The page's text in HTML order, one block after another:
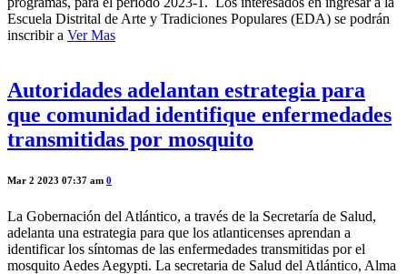
Escuela Distrital de Arte y Tradiciones Populares (EDA) se podrán
inscribir a Ver Mas
Autoridades adelantan estrategia para
que comunidad identifique enfermedades
transmitidas por mosquito
Mar 2 2023 07:37 am 0
La Gobernación del Atlántico, a través de la Secretaría de Salud,
adelanta una estrategia para que los atlanticenses aprendan a
identificar los síntomas de las enfermedades transmitidas por el
mosquito Aedes Aegypti. La secretaria de Salud del Atlántico, Alma